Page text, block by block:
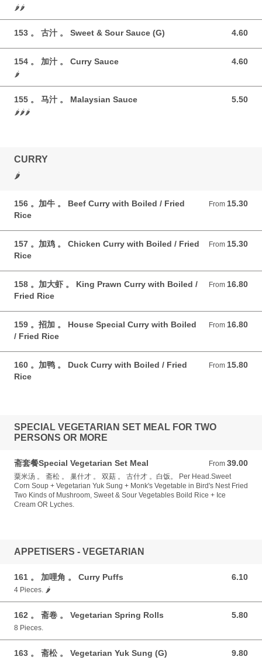
🌶️🌶️
153 。 古汁 。 Sweet & Sour Sauce (G) 4.60
4.60 GBP
154 。 加汁 。 Curry Sauce 4.60
4.60 GBP
🌶️
155 。 马汁 。 Malaysian Sauce 5.50
5.50 GBP
🌶️🌶️🌶️
CURRY
🌶️
156 。加牛 。 Beef Curry with Boiled / Fried
Rice
From 15.30
From 15.30 GBP
157 。加鸡 。 Chicken Curry with Boiled / Fried
Rice
From 15.30
From 15.30 GBP
158 。加大虾 。 King Prawn Curry with Boiled /
Fried Rice
From 16.80
From 16.80 GBP
159 。招加 。 House Special Curry with Boiled
/ Fried Rice
From 16.80
From 16.80 GBP
160 。加鸭 。 Duck Curry with Boiled / Fried
Rice
From 15.80
From 15.80 GBP
SPECIAL VEGETARIAN SET MEAL FOR TWO
PERSONS OR MORE
斋套餐Special Vegetarian Set Meal From 39.00
From 39.00 GBP
粟米汤 。 斋松 。 巢什才 。 双菇 。 古什才 。白饭。 Per Head.Sweet
Corn Soup + Vegetarian Yuk Sung + Monk's Vegetable in Bird's Nest Fried
Two Kinds of Mushroom, Sweet & Sour Vegetables Boild Rice + Ice
Cream OR Lyches.
APPETISERS - VEGETARIAN
161 。 加哩角 。 Curry Puffs 6.10
6.10 GBP
4 Pieces. 🌶️
162 。 斋卷 。 Vegetarian Spring Rolls 5.80
5.80 GBP
8 Pieces.
163 。 斋松 。 Vegetarian Yuk Sung (G) 9.80
9.80 GBP